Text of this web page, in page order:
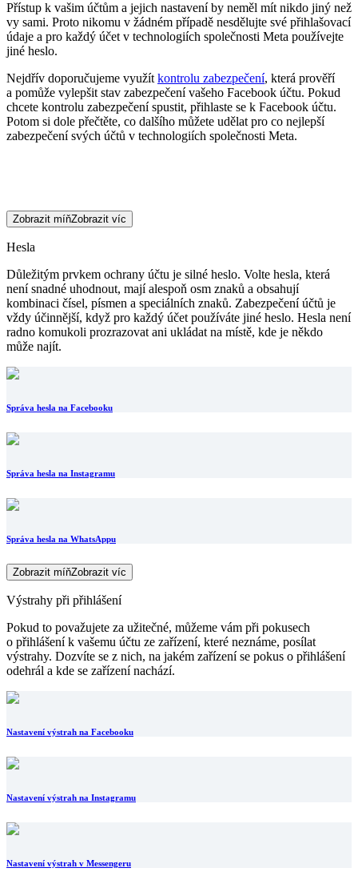
Přístup k vašim účtům a jejich nastavení by neměl mít nikdo jiný než
vy sami. Proto nikomu v žádném případě nesdělujte své přihlašovací
údaje a pro každý účet v technologiích společnosti Meta používejte
jiné heslo.
Nejdřív doporučujeme využít kontrolu zabezpečení, která prověří
a pomůže vylepšit stav zabezpečení vašeho Facebook účtu. Pokud
chcete kontrolu zabezpečení spustit, přihlaste se k Facebook účtu.
Potom si dole přečtěte, co dalšího můžete udělat pro co nejlepší
zabezpečení svých účtů v technologiích společnosti Meta.
Zobrazit míňZobrazit víc
Hesla
Důležitým prvkem ochrany účtu je silné heslo. Volte hesla, která
není snadné uhodnout, mají alespoň osm znaků a obsahují
kombinaci čísel, písmen a speciálních znaků. Zabezpečení účtů je
vždy účinnější, když pro každý účet používáte jiné heslo. Hesla není
radno komukoli prozrazovat ani ukládat na místě, kde je někdo
může najít.
Správa hesla na Facebooku
Správa hesla na Instagramu
Správa hesla na WhatsAppu
Zobrazit míňZobrazit víc
Výstrahy při přihlášení
Pokud to považujete za užitečné, můžeme vám při pokusech
o přihlášení k vašemu účtu ze zařízení, které neznáme, posílat
výstrahy. Dozvíte se z nich, na jakém zařízení se pokus o přihlášení
odehrál a kde se zařízení nachází.
Nastavení výstrah na Facebooku
Nastavení výstrah na Instagramu
Nastavení výstrah v Messengeru